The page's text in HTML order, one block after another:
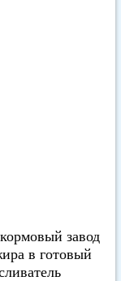
завод
в готовый